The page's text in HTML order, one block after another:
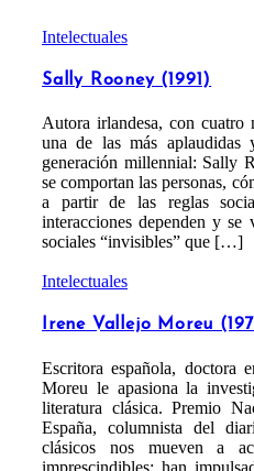
Intelectuales
Sally Rooney (1991)
Autora irlandesa, con cuatro
una de las más aplaudidas
generación millennial: Sally
se comportan las personas,
a partir de las reglas
interacciones dependen y se
sociales “invisibles” que […]
Intelectuales
Irene Vallejo Moreu
Escritora española, doctora
Moreu le apasiona la
literatura clásica. Premio
España, columnista del
clásicos nos mueven a
imprescindibles; han